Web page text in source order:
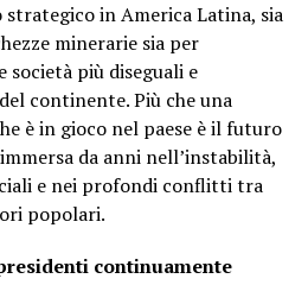
in America Latina, sia
minerarie sia per
società più diseguali e
continente. Più che una
è in gioco nel paese è il futuro
da anni nell’instabilità,
e nei profondi conflitti tra
popolari.
continuamente